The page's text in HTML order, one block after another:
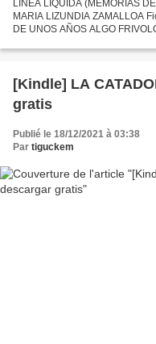
LINEA LIQUIDA (MEMORIAS
MARIA LIZUNDIA ZAMALLOA
DE UNOS AÑOS ALGO
FB2...
[Kindle] LA
gratis
Publié le 18/12/2021 à 03:38
Par tiguckem